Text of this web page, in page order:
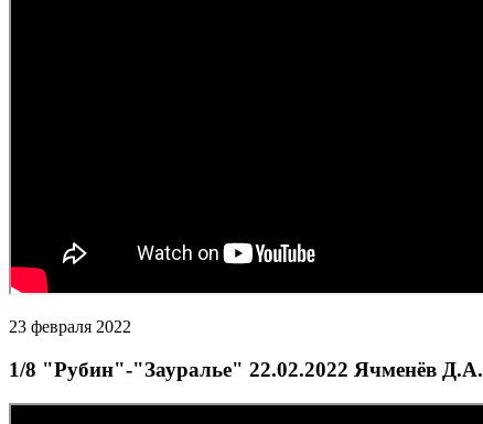
23 февраля 2022
1/8 "Рубин"-"Зауралье" 22.02.2022 Ячменёв Д.А.